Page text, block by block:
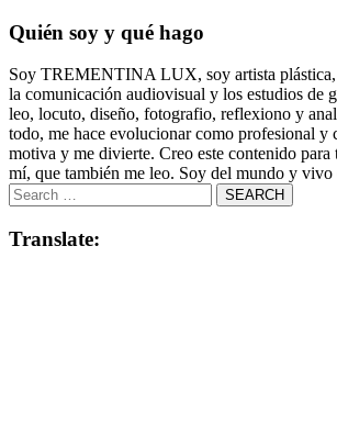
Quién soy y qué hago
Soy TREMENTINA LUX, soy artista plástica,
la comunicación audiovisual y los estudios de
leo, locuto, diseño, fotografio, reflexiono y
todo, me hace evolucionar como profesional y
motiva y me divierte. Creo este contenido para
mí, que también me leo. Soy del mundo y vivo
Translate: